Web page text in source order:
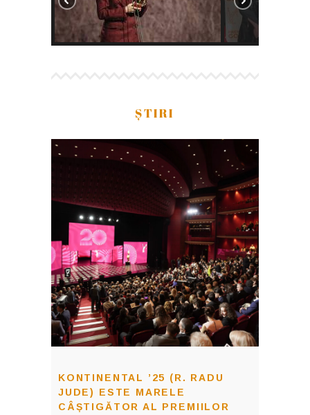
ȘTIRI
KONTINENTAL ’25 (R. RADU
JUDE) ESTE MARELE
CÂȘTIGĂTOR AL PREMIILOR